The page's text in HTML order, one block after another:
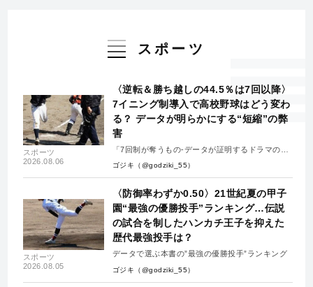
スポーツ
スポーツ
2026.08.06
〈逆転＆勝ち越しの44.5％は7回以降〉
7イニング制導入で高校野球はどう変わ
る？ データが明らかにする“短縮”の弊
害
「7回制が奪うもの-データが証明するドラマの消
失-」
ゴジキ（@godziki_55）
スポーツ
2026.08.05
〈防御率わずか0.50〉21世紀夏の甲子
園“最強の優勝投手”ランキング…伝説
の試合を制したハンカチ王子を抑えた
歴代最強投手は？
データで選ぶ本書の”最強の優勝投手”ランキング
ゴジキ（@godziki_55）